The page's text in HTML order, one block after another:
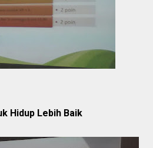
Hidup Lebih Baik